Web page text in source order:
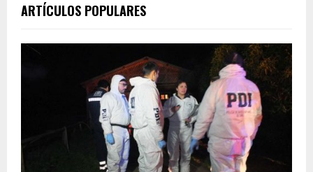
ARTÍCULOS POPULARES